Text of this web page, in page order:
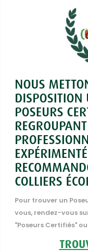
NOUS
DISPOSITION
POSEURS
COLLIERS
Pour trouver un
vous, rendez-vous
"Poseurs Certifiés"